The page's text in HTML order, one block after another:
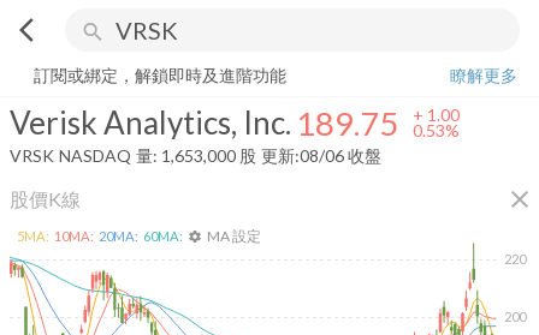
arrow_back_ios search
Verisk Analytics, Inc. 189.75
訂閱或綁定，解鎖即時及進階功能
瞭解更多
Verisk Analytics, Inc. 189.75 + 1.00
0.53%
VRSK NASDAQ 量: 1,653,000 股 更新:08/06 收盤
股價K線 close
200
220
5MA: 10MA: 20MA: 60MA: settings MA 設定